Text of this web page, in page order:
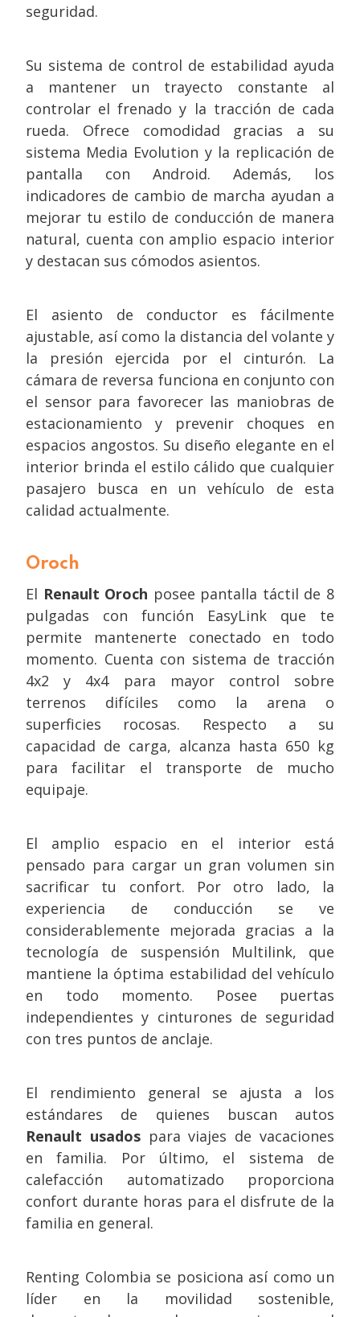
seguridad.
Su sistema de control de estabilidad ayuda
a mantener un trayecto constante al
controlar el frenado y la tracción de cada
rueda. Ofrece comodidad gracias a su
sistema Media Evolution y la replicación de
pantalla con Android. Además, los
indicadores de cambio de marcha ayudan a
mejorar tu estilo de conducción de manera
natural, cuenta con amplio espacio interior
y destacan sus cómodos asientos.
El asiento de conductor es fácilmente
ajustable, así como la distancia del volante y
la presión ejercida por el cinturón. La
cámara de reversa funciona en conjunto con
el sensor para favorecer las maniobras de
estacionamiento y prevenir choques en
espacios angostos. Su diseño elegante en el
interior brinda el estilo cálido que cualquier
pasajero busca en un vehículo de esta
calidad actualmente.
Oroch
El Renault Oroch posee pantalla táctil de 8
pulgadas con función EasyLink que te
permite mantenerte conectado en todo
momento. Cuenta con sistema de tracción
4x2 y 4x4 para mayor control sobre
terrenos difíciles como la arena o
superficies rocosas. Respecto a su
capacidad de carga, alcanza hasta 650 kg
para facilitar el transporte de mucho
equipaje.
El amplio espacio en el interior está
pensado para cargar un gran volumen sin
sacrificar tu confort. Por otro lado, la
experiencia de conducción se ve
considerablemente mejorada gracias a la
tecnología de suspensión Multilink, que
mantiene la óptima estabilidad del vehículo
en todo momento. Posee puertas
independientes y cinturones de seguridad
con tres puntos de anclaje.
El rendimiento general se ajusta a los
estándares de quienes buscan autos
Renault usadospara viajes de vacaciones
en familia. Por último, el sistema de
calefacción automatizado proporciona
confort durante horas para el disfrute de la
familia en general.
Renting Colombia se posiciona así como un
líder en la movilidad sostenible,